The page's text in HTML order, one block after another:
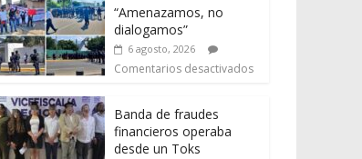
“Amenazamos, no
dialogamos”
6 agosto, 2026
Comentarios desactivados
Banda de fraudes
financieros operaba
desde un Toks